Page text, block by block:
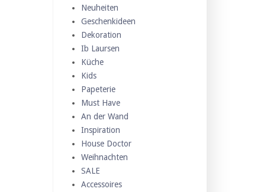
Neuheiten
Geschenkideen
Dekoration
Ib Laursen
Küche
Kids
Papeterie
Must Have
An der Wand
Inspiration
House Doctor
Weihnachten
SALE
Accessoires